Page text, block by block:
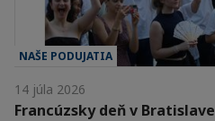
NAŠE PODUJATIA
14 júla 2026
Francúzsky deň v Bratislave